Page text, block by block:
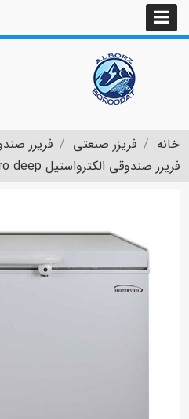
خانه فریزر صنعتی
فریزر
فریزر صندوقی الکترواستیل electro deep